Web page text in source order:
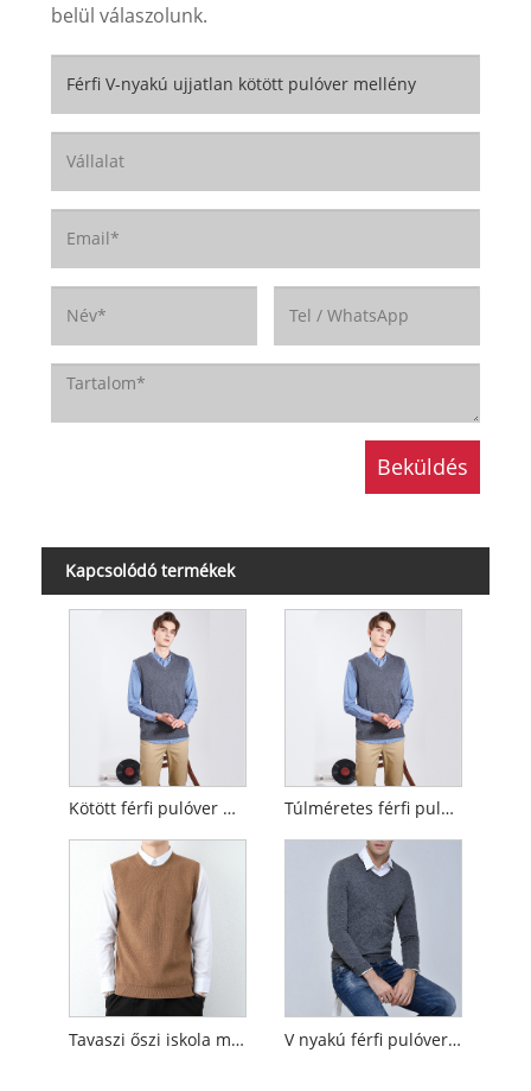
belül válaszolunk.
Kapcsolódó termékek
Kötött férfi pulóver mellény Túlméretes férfi pulóver mellény
Tavaszi őszi iskola mellény V nyakú férfi pulóver mellény